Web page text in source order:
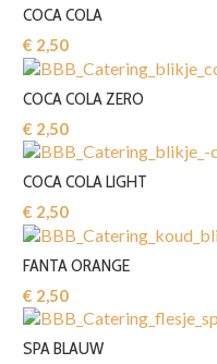
COCA COLA
€ 2,50‎
COCA COLA ZERO
€ 2,50‎
COCA COLA LIGHT
€ 2,50‎
FANTA ORANGE
€ 2,50‎
SPA BLAUW